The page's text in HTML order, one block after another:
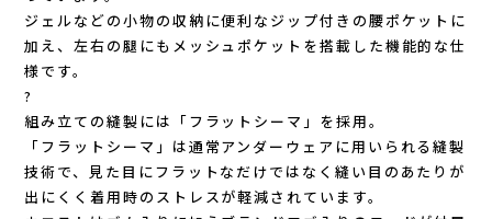
New-HALE(ニューハレ)
NNORMAL(ノーマル)
NORTEC (ノルテック)
ODLO (オドロ )
ジェルなどの小物の収納に便利なジップ付きの腰ポケットに
加え、左右の腿にもメッシュポケットを搭載した機能的な仕
様です。
?
組み立ての縫製には「フラットシーマ」を採用。
「フラットシーマ」は通常アンダーウェアに用いられる縫製
技術で、見た目にフラットなだけではなく縫い目のあたりが
出にくく着用時のストレスが軽減されています。